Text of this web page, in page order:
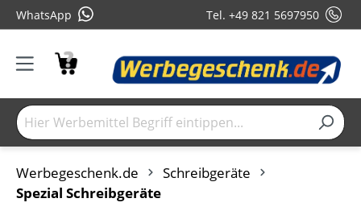
WhatsApp Tel. +49 821 5697950
Werbegeschenk.de
Schreibgeräte
Spezial Schreibgeräte